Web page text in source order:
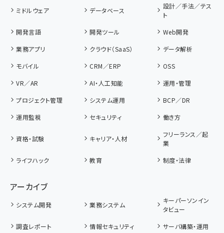
ミドルウェア データベース
設計／手法／テス
ト
開発言語
開発ツール
Web開発
業務アプリ
クラウド（SaaS）
データ解析
モバイル
CRM／ERP
OSS
VR／AR
AI・人工知能
運用・管理
プロジェクト管理
システム運用
BCP／DR
運用監視
セキュリティ 働き方
資格・試験 キャリア・人材
フリーランス／起
業
ライフハック
教育 制度・法律
アーカイブ
システム開発 業務システム
キーパーソンイン
タビュー
調査レポート
情報セキュリティ
サーバ構築・運用